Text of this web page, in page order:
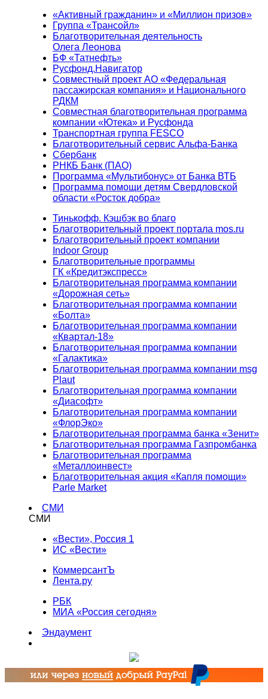
«Активный гражданин» и «Миллион призов»
Группа «Трансойл»
Благотворительная деятельность
Олега Леонова
БФ «Татнефть»
Русфонд.Навигатор
Совместный проект АО «Федеральная
пассажирская компания» и Национального
РДКМ
Совместная благотворительная программа
компании «Ютека» и Русфонда
Транспортная группа FESCO
Благотворительный сервис Альфа-Банка
Сбербанк
РНКБ Банк (ПАО)
Программа «Мультибонус» от Банка ВТБ
Программа помощи детям Свердловской
области «Росток добра»
Тинькофф. Кэшбэк во благо
Благотворительный проект портала mos.ru
Благотворительный проект компании
Indoor Group
Благотворительные программы
ГК «Кредитэкспресс»
Благотворительная программа компании
«Дорожная сеть»
Благотворительная программа компании
«Болта»
Благотворительная программа компании
«Квартал-18»
Благотворительная программа компании
«Галактика»
Благотворительная программа компании msg
Plaut
Благотворительная программа компании
«Диасофт»
Благотворительная программа компании
«ФлорЭко»
Благотворительная программа банка «Зенит»
Благотворительная программа Газпромбанка
Благотворительная программа
«Металлоинвест»
Благотворительная акция «Капля помощи»
Parle Market
СМИ
СМИ
«Вести», Россия 1
ИС «Вести»
КоммерсантЪ
Лента.ру
РБК
МИА «Россия сегодня»
Эндаумент